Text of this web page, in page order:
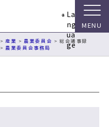
La
ng
ua
ge
>産業 >農業委員会 > 総会議事録
>農業委員会事務局